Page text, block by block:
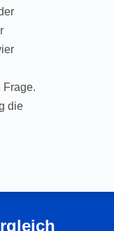
Frage.
die